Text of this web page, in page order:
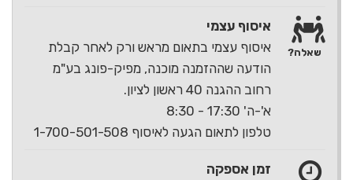
איסוף עצמי
איסוף עצמי בתאום מראש ורק לאחר קבלת
הודעה שההזמנה מוכנה, מפיק-פונג בע"מ
רחוב ההגנה 40 ראשון לציון.
א'-ה' 17:30 - 8:30
טלפון לתאום הגעה לאיסוף 1-700-501-508
זמן אספקה
שאלה?